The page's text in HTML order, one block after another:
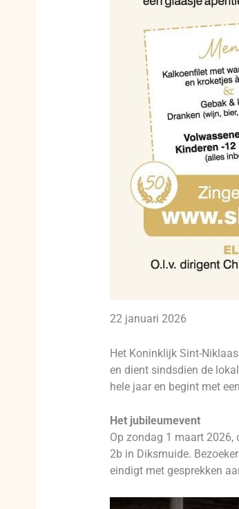
22 januari 2026
Het Koninklijk Sint-
en dient sindsdien de
hele jaar en begint met
Het jubileumevent
Op zondag 1 maart 2026,
2b in Diksmuide.
eindigt met gesprekken